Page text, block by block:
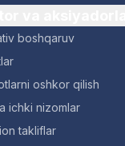
boshqaruv
oshkor qilish
ichki nizomlar
takliflar